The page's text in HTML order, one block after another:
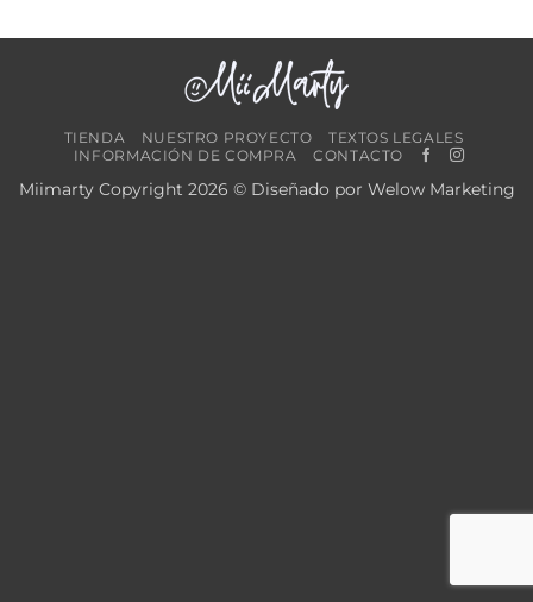
TIENDA NUESTRO PROYECTO
TEXTOS LEGALES
INFORMACIÓN DE COMPRA
CONTACTO
Miimarty Copyright 2026 © Diseñado por Welow Marketing